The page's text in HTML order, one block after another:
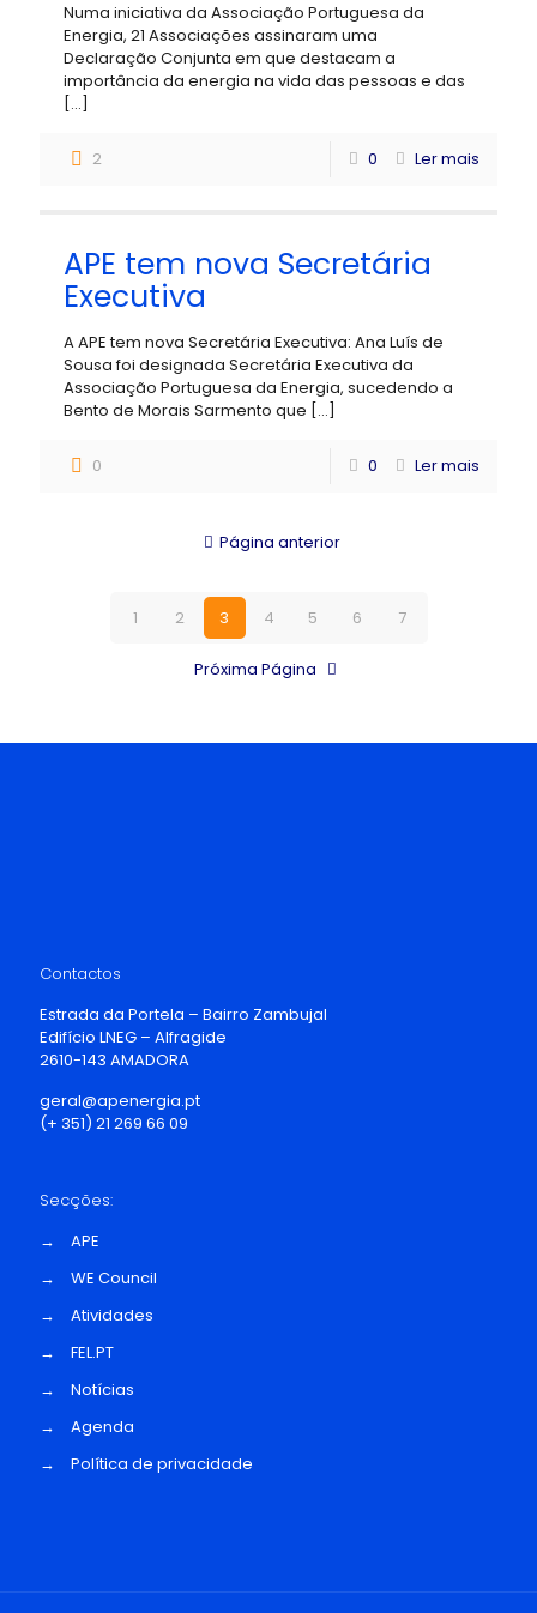
Numa iniciativa da Associação Portuguesa da
Energia, 21 Associações assinaram uma
Declaração Conjunta em que destacam a
importância da energia na vida das pessoas e das
[…]
2 0 Ler mais
APE tem nova Secretária
Executiva
A APE tem nova Secretária Executiva: Ana Luís de
Sousa foi designada Secretária Executiva da
Associação Portuguesa da Energia, sucedendo a
Bento de Morais Sarmento que […]
0 0 Ler mais
Página anterior
1 2 3 4 5 6 7
Próxima Página
Contactos
Estrada da Portela – Bairro Zambujal
Edifício LNEG – Alfragide
2610-143 AMADORA
geral@apenergia.pt
(+ 351) 21 269 66 09
Secções:
→
APE
→
WE Council
→
Atividades
→
FEL.PT
→
Notícias
→
Agenda
→
Política de privacidade